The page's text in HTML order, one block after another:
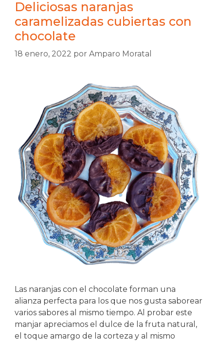
Deliciosas naranjas
caramelizadas cubiertas con
chocolate
18 enero, 2022 por Amparo Moratal
Las naranjas con el chocolate forman una
alianza perfecta para los que nos gusta saborear
varios sabores al mismo tiempo. Al probar este
manjar apreciamos el dulce de la fruta natural,
el toque amargo de la corteza y al mismo